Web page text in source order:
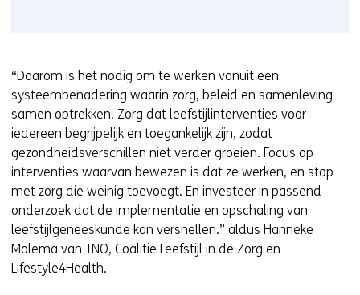
“Daarom is het nodig om te werken vanuit een
systeembenadering waarin zorg, beleid en samenleving
samen optrekken. Zorg dat leefstijlinterventies voor
iedereen begrijpelijk en toegankelijk zijn, zodat
gezondheidsverschillen niet verder groeien. Focus op
interventies waarvan bewezen is dat ze werken, en stop
met zorg die weinig toevoegt. En investeer in passend
onderzoek dat de implementatie en opschaling van
leefstijlgeneeskunde kan versnellen.” aldus Hanneke
Molema van TNO, Coalitie Leefstijl in de Zorg en
Lifestyle4Health.